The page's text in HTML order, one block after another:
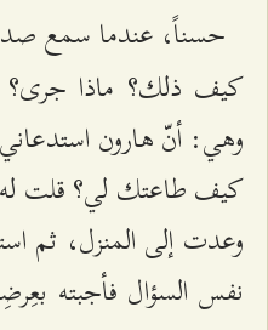
حسناً، عندما سمع
كيف ذلك؟ ماذا جرى؟
وهي: أنّ هارون استدعاني
كيف طاعتك لي؟ قلت
وعدت إلى المنزل، ثم
نفس السؤال فأجبته